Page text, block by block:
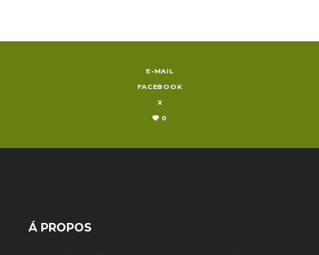
E-MAIL
FACEBOOK
X
0
Á PROPOS